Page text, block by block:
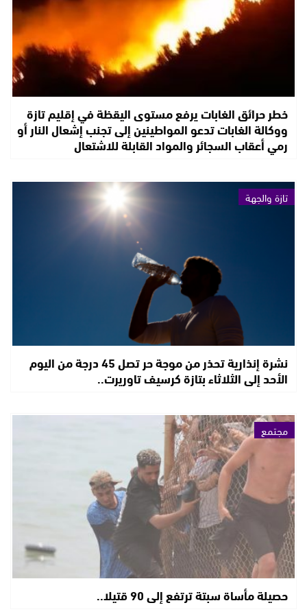
خطر حرائق الغابات يرفع مستوى اليقظة في إقليم تازة
ووكالة الغابات تدعو المواطينين إلى تجنب إشعال النار أو
رمي أعقاب السجائر والمواد القابلة للاشتعال
تازة والجهة
نشرة إنذارية تحذر من موجة حر تصل 45 درجة من اليوم
الأحد إلى الثلاثاء بتازة كرسيف تاوريرت..
مجتمع
حصيلة مأساة سبتة ترتفع إلى 90 قتيلا..